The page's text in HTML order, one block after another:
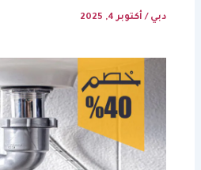
دبي / أكتوبر 4, 2025